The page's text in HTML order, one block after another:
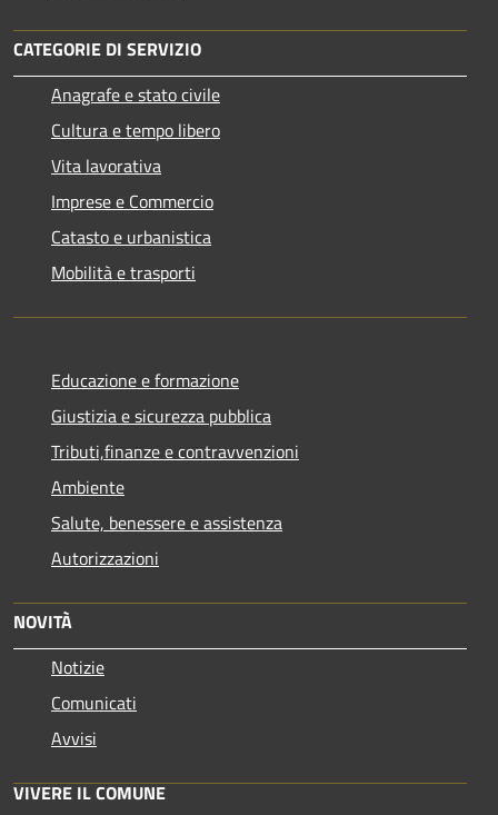
CATEGORIE DI SERVIZIO
Anagrafe e stato civile
Cultura e tempo libero
Vita lavorativa
Imprese e Commercio
Catasto e urbanistica
Mobilità e trasporti
Educazione e formazione
Giustizia e sicurezza pubblica
Tributi,finanze e contravvenzioni
Ambiente
Salute, benessere e assistenza
Autorizzazioni
NOVITÀ
Notizie
Comunicati
Avvisi
VIVERE IL COMUNE